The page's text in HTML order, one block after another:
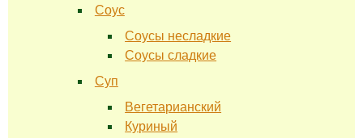
Соус
Соусы несладкие
Соусы сладкие
Суп
Вегетарианский
Куриный